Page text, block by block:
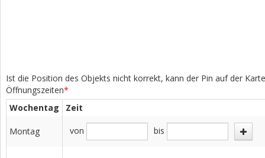
Ist die Position des Objekts nicht korrekt, kann der Pin auf der
Öffnungszeiten*
Wochentag
Zeit
Montag von bis